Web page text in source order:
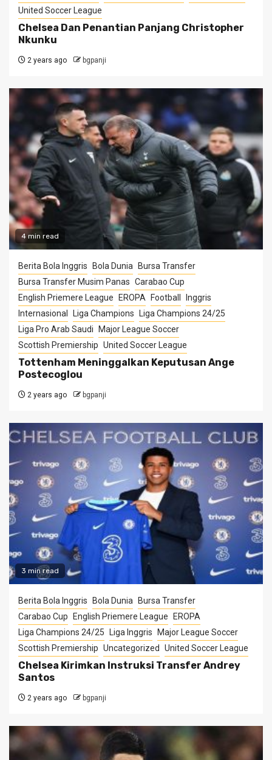
United Soccer League
Chelsea Dan Penantian Panjang Christopher
Nkunku
2 years ago bgpanji
4 min read
Berita Bola Inggris Bola Dunia
Bursa Transfer
Bursa Transfer Musim Panas Carabao Cup
English Priemere League
EROPA Football
Inggris
Internasional
Liga Champions
Liga Champions 24/25
Liga Pro Arab Saudi
Major League Soccer
Scottish Premiership United Soccer League
Tottenham Meninggalkan Keputusan Ange
Postecoglou
2 years ago bgpanji
3 min read
Berita Bola Inggris Bola Dunia
Bursa Transfer
Carabao Cup
English Priemere League
EROPA
Liga Champions 24/25
Liga Inggris
Major League Soccer
Scottish Premiership Uncategorized United Soccer League
Chelsea Kirimkan Instruksi Transfer Andrey
Santos
2 years ago bgpanji